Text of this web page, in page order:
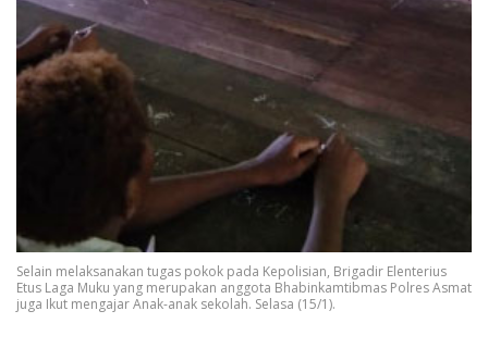
Selain melaksanakan tugas pokok pada Kepolisian, Brigadir Elenterius
Etus Laga Muku yang merupakan anggota Bhabinkamtibmas Polres Asmat
juga Ikut mengajar Anak-anak sekolah. Selasa (15/1).